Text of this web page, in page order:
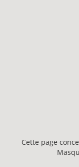
Cette page